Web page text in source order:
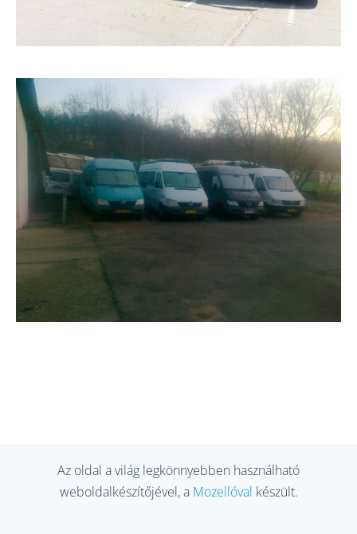
Az oldal a világ legkönnyebben használható
weboldalkészítőjével, a Mozellóval készült.